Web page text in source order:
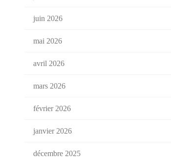
juin 2026
mai 2026
avril 2026
mars 2026
février 2026
janvier 2026
décembre 2025